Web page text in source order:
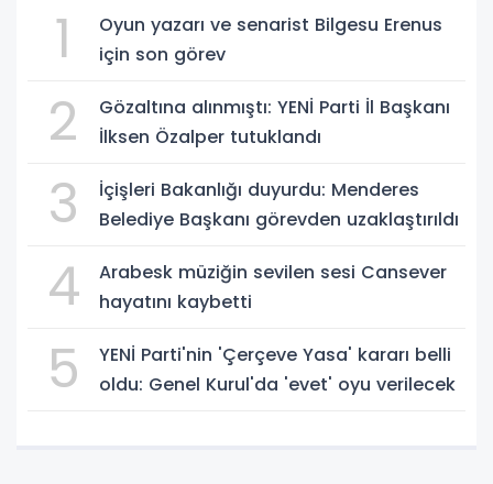
1
Oyun yazarı ve senarist Bilgesu Erenus
için son görev
2
Gözaltına alınmıştı: YENİ Parti İl Başkanı
İlksen Özalper tutuklandı
3
İçişleri Bakanlığı duyurdu: Menderes
Belediye Başkanı görevden uzaklaştırıldı
4
Arabesk müziğin sevilen sesi Cansever
hayatını kaybetti
5
YENİ Parti'nin 'Çerçeve Yasa' kararı belli
oldu: Genel Kurul'da 'evet' oyu verilecek